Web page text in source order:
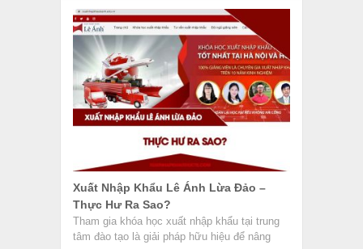
VỀ CHÚNG TÔI
ĐIỀU KHOẢN SỬ DỤNG
CHÍNH SÁCH BẢO MẬT
BÀI VIẾT MỚI